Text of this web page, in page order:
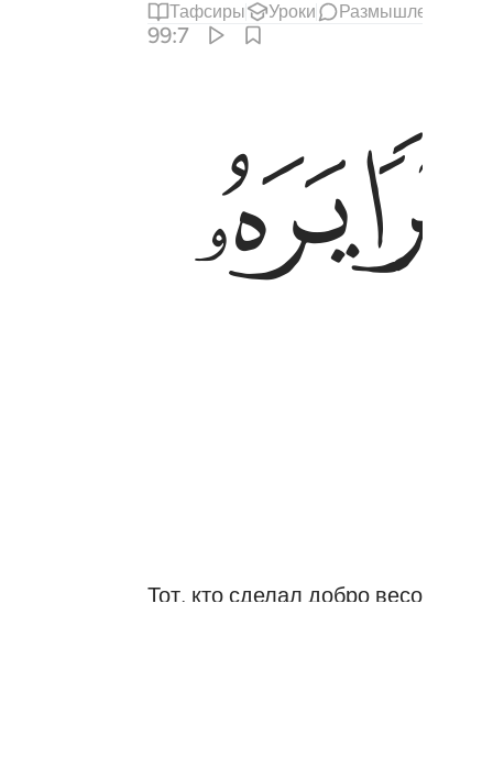
Тафсиры Уроки Размышления
99:7
ﲘ
Тот, кто сделал добро весом в